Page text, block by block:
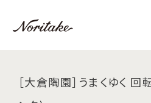
［大倉陶園］うまくゆく